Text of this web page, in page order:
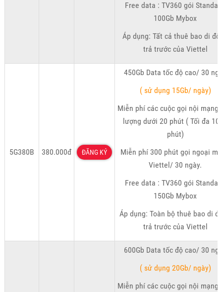
Free data : TV360 gói
100Gb Mybox
Áp dụng: Tất cả thuê bao di
trả trước của Viettel
5G380B 380.000đ ĐĂNG KÝ
450Gb Data tốc độ cao/ 30
( sử dụng 15Gb/ ngày)
Miễn phí các cuộc gọi nội mạng
lượng dưới 20 phút ( Tối đa
phút)
Miễn phí 300 phút gọi ngoại
Viettel/ 30 ngày.
Free data : TV360 gói
150Gb Mybox
Áp dụng: Toàn bộ thuê bao di
trả trước của Viettel
600Gb Data tốc độ cao/ 30
( sử dụng 20Gb/ ngày)
Miễn phí các cuộc gọi nội mạng